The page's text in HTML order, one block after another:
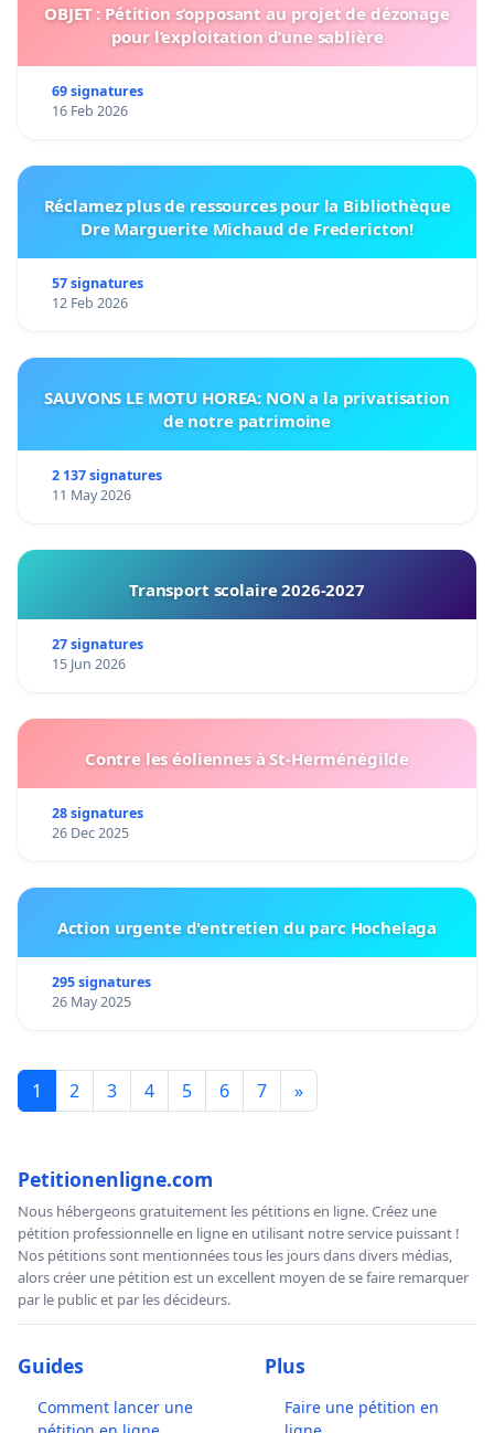
OBJET : Pétition s’opposant au projet de dézonage
pour l’exploitation d’une sablière
69 signatures
16 Feb 2026
Réclamez plus de ressources pour la Bibliothèque
Dre Marguerite Michaud de Fredericton!
57 signatures
12 Feb 2026
SAUVONS LE MOTU HOREA: NON a la privatisation
de notre patrimoine
2 137 signatures
11 May 2026
Transport scolaire 2026-2027
27 signatures
15 Jun 2026
Contre les éoliennes à St-Herménégilde
28 signatures
26 Dec 2025
Action urgente d'entretien du parc Hochelaga
295 signatures
26 May 2025
1 2 3 4 5 6 7 »
Petitionenligne.com
Nous hébergeons gratuitement les pétitions en ligne. Créez une
pétition professionnelle en ligne en utilisant notre service puissant !
Nos pétitions sont mentionnées tous les jours dans divers médias,
alors créer une pétition est un excellent moyen de se faire remarquer
par le public et par les décideurs.
Guides
Comment lancer une
Plus
Faire une pétition en